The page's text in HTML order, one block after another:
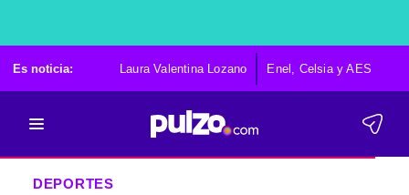
Es noticia: Laura Valentina Lozano Enel, Celsia y AES
DEPORTES